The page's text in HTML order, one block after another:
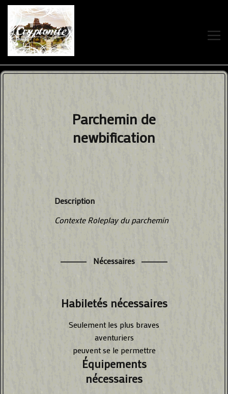
Parchemin de
newbification
Description
Contexte Roleplay du parchemin
Nécessaires
Habiletés nécessaires
Seulement les plus braves
aventuriers
peuvent se le permettre
Équipements
nécessaires